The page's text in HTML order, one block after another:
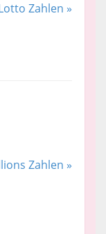
Zahlen »
Zahlen »